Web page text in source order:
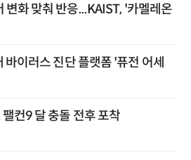
변화 맞춰 반응...KAIST, '카멜레온
바이러스 진단 플랫폼 '퓨전 어세
컨9 달 충돌 전후 포착